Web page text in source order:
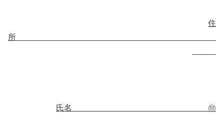
住
所
氏名 ㊞